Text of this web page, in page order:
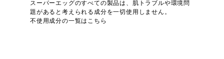
スーパーエッグのすべての製品は、肌トラブルや環境問
題があると考えられる成分を一切使用しません。
不使用成分の一覧はこちら